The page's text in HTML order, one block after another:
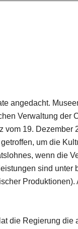
angedacht.
Verwaltung der
19. Dezember
um die
wenn die
sind unter
die Regierung die